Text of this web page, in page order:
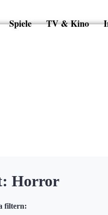
Spiele TV & Kino
Horror
filtern: